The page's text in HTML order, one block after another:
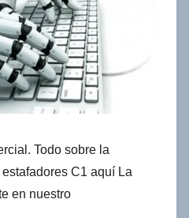
Todo sobre la
C1 aquí La
en nuestro